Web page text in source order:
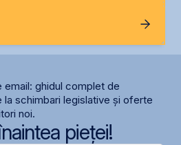
ghidul complet de
schimbari legislative și oferte
noi.
pieței!